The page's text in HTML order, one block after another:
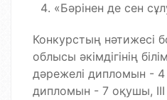
«Бәрінен де сен
Конкурстың
облысы әкімдігінің
дәрежелі дипломын - 4
дипломын - 7 оқушы,